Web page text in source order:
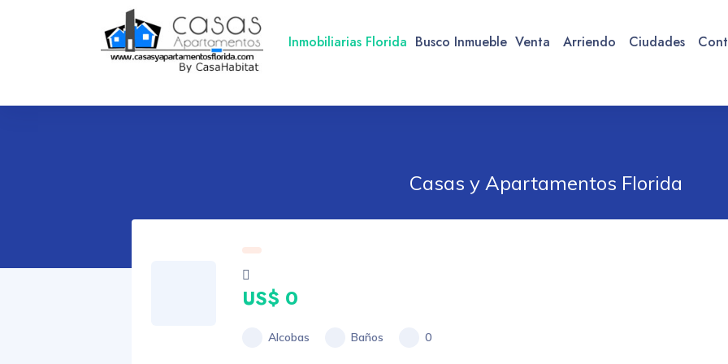
Inmobiliarias Florida Busco Inmueble Venta Arriendo Ciudades
Casas y Apartamentos Florida
US$ 0
Alcobas Baños 0